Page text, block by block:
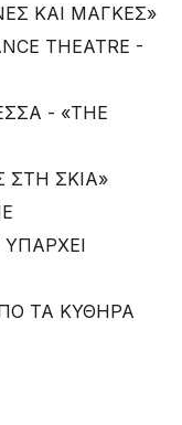
ΚΑΙ ΜΑΓΚΕΣ»
THEATRE -
- «THE
ΣΤΗ ΣΚΙΑ»
ΤΑ ΚΥΘΗΡΑ